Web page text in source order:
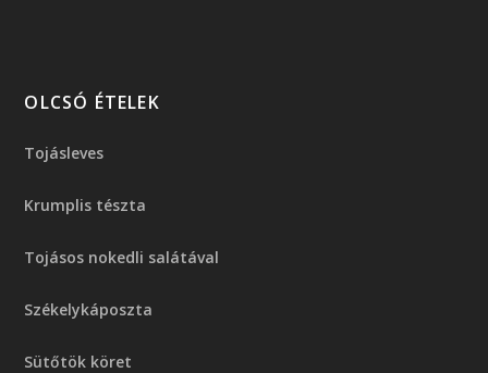
OLCSÓ ÉTELEK
Tojásleves
Krumplis tészta
Tojásos nokedli salátával
Székelykáposzta
Sütőtök köret